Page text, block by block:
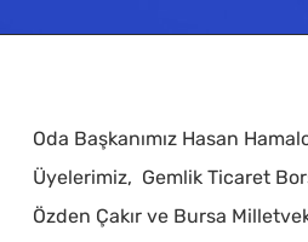
Oda Başkanımız Hasan
Üyelerimiz, Gemlik Ticaret
Özden Çakır ve Bursa